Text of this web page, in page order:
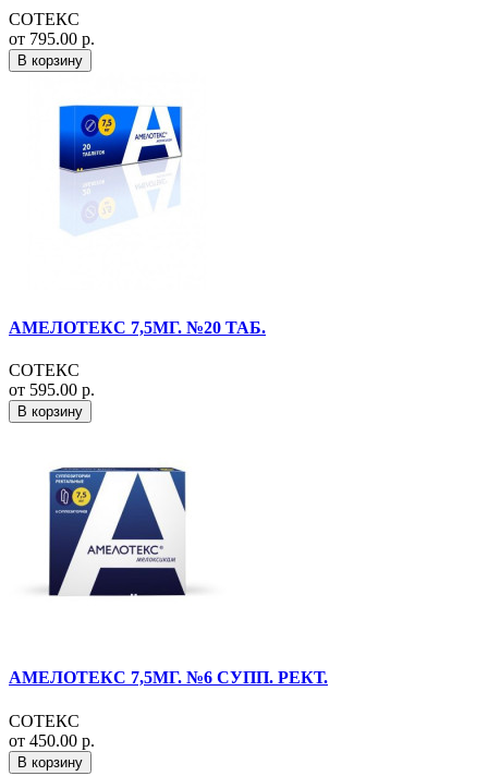
СОТЕКС
от 795.00 р.
В корзину
АМЕЛОТЕКС 7,5МГ. №20 ТАБ.
СОТЕКС
от 595.00 р.
В корзину
АМЕЛОТЕКС 7,5МГ. №6 СУПП. РЕКТ.
СОТЕКС
от 450.00 р.
В корзину